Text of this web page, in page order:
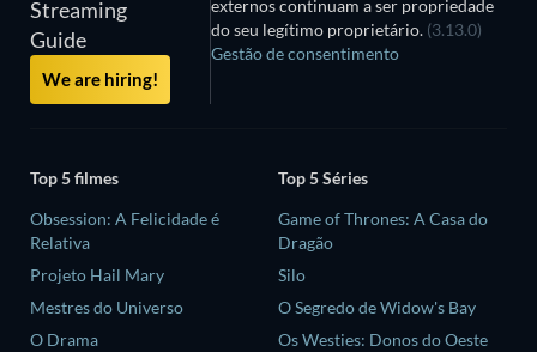
Streaming
Guide
We are hiring!
externos continuam a ser propriedade
do seu legítimo proprietário. (3.13.0)
Gestão de consentimento
Top 5 filmes
Obsession: A Felicidade é
Relativa
Projeto Hail Mary
Mestres do Universo
O Drama
Top 5 Séries
Game of Thrones: A Casa do
Dragão
Silo
O Segredo de Widow's Bay
Os Westies: Donos do Oeste